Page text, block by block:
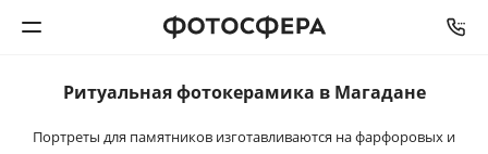
Печать фото
Ритуальнаяфотокерамика в Магадане
Портреты для памятников изготавливаются на фарфоровых и